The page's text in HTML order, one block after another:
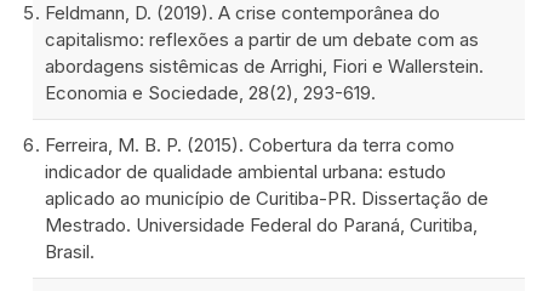
Feldmann, D. (2019). A crise contemporânea do
capitalismo: reflexões a partir de um debate com as
abordagens sistêmicas de Arrighi, Fiori e Wallerstein.
Economia e Sociedade, 28(2), 293-619.
Ferreira, M. B. P. (2015). Cobertura da terra como
indicador de qualidade ambiental urbana: estudo
aplicado ao município de Curitiba-PR. Dissertação de
Mestrado. Universidade Federal do Paraná, Curitiba,
Brasil.